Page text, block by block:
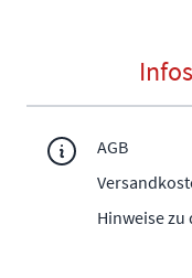
AGB
Hinweise